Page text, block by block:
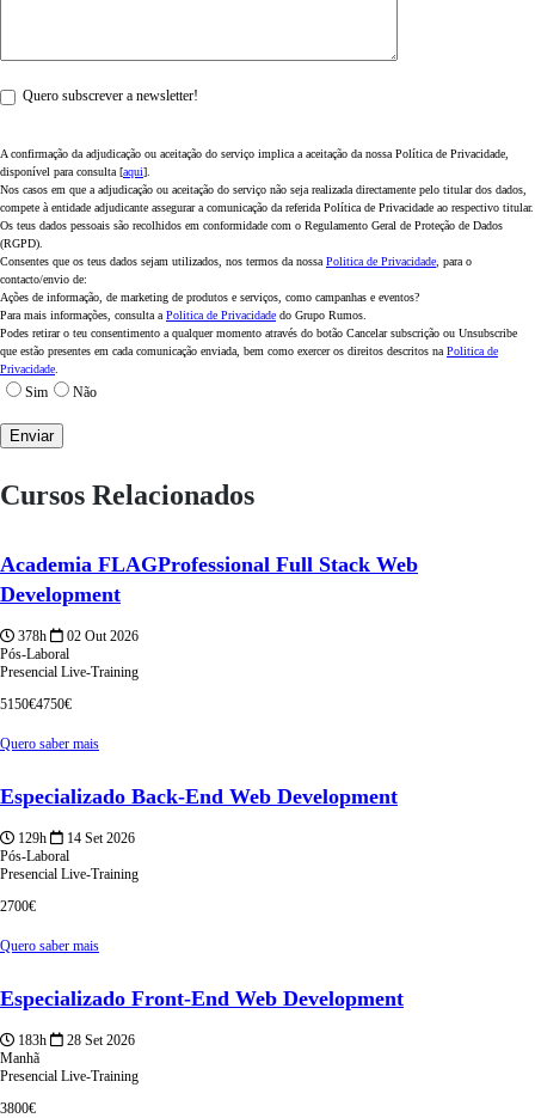
Quero subscrever a newsletter!
A confirmação da adjudicação ou aceitação do serviço implica a aceitação da nossa Política de Privacidade,
disponível para consulta [aqui].
Nos casos em que a adjudicação ou aceitação do serviço não seja realizada directamente pelo titular dos dados,
compete à entidade adjudicante assegurar a comunicação da referida Política de Privacidade ao respectivo titular.
Os teus dados pessoais são recolhidos em conformidade com o Regulamento Geral de Proteção de Dados
(RGPD).
Consentes que os teus dados sejam utilizados, nos termos da nossa Politica de Privacidade , para o
contacto/envio de:
Ações de informação, de marketing de produtos e serviços, como campanhas e eventos?
Para mais informações, consulta a Politica de Privacidade do Grupo Rumos.
Podes retirar o teu consentimento a qualquer momento através do botão Cancelar subscrição ou Unsubscribe
que estão presentes em cada comunicação enviada, bem como exercer os direitos descritos na Politica de
Privacidade
Sim Não
Cursos Relacionados
Academia FLAGProfessional Full Stack Web
Development
378h
02 Out 2026
Pós-Laboral
Presencial Live-Training
5150€4750€
Quero saber mais
Especializado Back-End Web Development
129h
14 Set 2026
Pós-Laboral
Presencial Live-Training
2700€
Quero saber mais
Especializado Front-End Web Development
183h
28 Set 2026
Manhã
Presencial Live-Training
3800€